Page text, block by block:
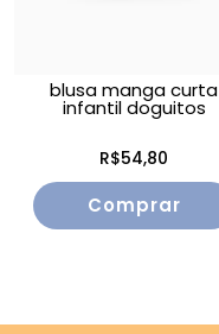
blusa manga curta
infantil doguitos
R$54,80
Comprar